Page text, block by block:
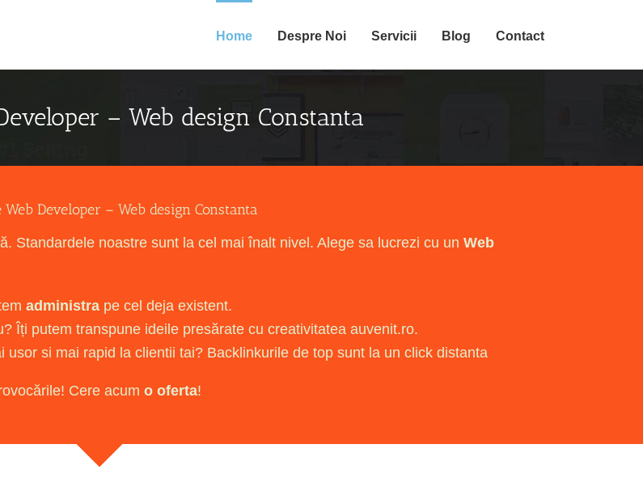
Home Despre Noi Servicii Blog Contact
– Web design Constanta
Web Developer – Web design Constanta
Standardele noastre sunt la cel mai înalt nivel. Alege sa lucrezi cu un Web
administra pe cel deja existent.
Îți putem transpune ideile presărate cu creativitatea auvenit.ro.
usor si mai rapid la clientii tai? Backlinkurile de top sunt la un click distanta
Cere acum o oferta!